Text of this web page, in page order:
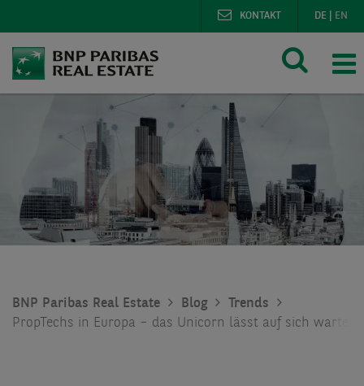
DE EN
KONTAKT
BNP Paribas Real Estate Blog
Trends
PropTechs in Europa – das Unicorn lässt auf sich warten